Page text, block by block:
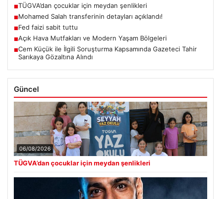
■TÜGVA’dan çocuklar için meydan şenlikleri
■Mohamed Salah transferinin detayları açıklandı!
■Fed faizi sabit tuttu
■Açık Hava Mutfakları ve Modern Yaşam Bölgeleri
■Cem Küçük ile İlgili Soruşturma Kapsamında Gazeteci Tahir
Sarıkaya Gözaltına Alındı
Güncel
06/08/2026
TÜGVA’dan çocuklar için meydan şenlikleri